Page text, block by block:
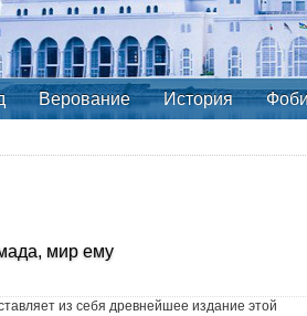
Верование История
мир ему
из себя древнейшее издание этой